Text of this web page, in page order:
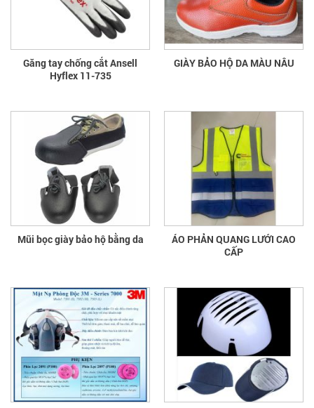
Găng tay chống cắt Ansell
Hyflex 11-735
GIÀY BẢO HỘ DA MÀU NÂU
Mũi bọc giày bảo hộ bằng da
ÁO PHẢN QUANG LƯỚI CAO
CẤP